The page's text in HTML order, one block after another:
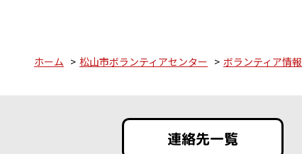
ホーム 松山市ボランティアセンター ボランティア情報
連絡先一覧